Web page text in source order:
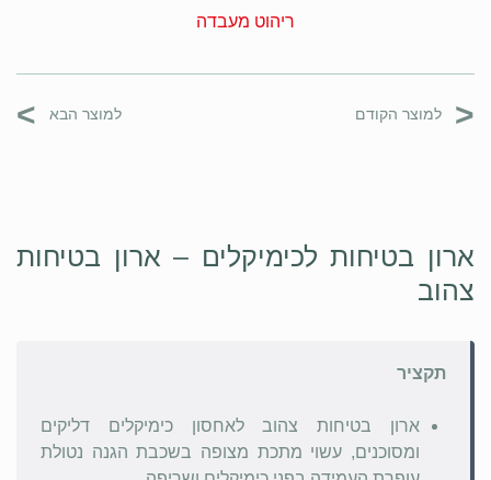
ריהוט מעבדה
< למוצר הקודם למוצר הבא >
ארון בטיחות לכימיקלים – ארון בטיחות
צהוב
תקציר
ארון בטיחות צהוב לאחסון כימיקלים דליקים
ומסוכנים, עשוי מתכת מצופה בשכבת הגנה נטולת